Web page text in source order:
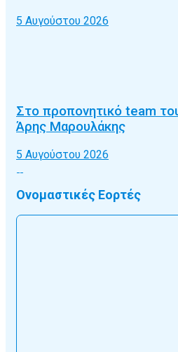
5 Αυγούστου 2026
Στο προπονητικό team
Άρης Μαρουλάκης
5 Αυγούστου 2026
Ονομαστικές Εορτές